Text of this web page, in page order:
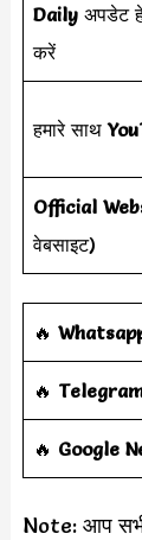
Daily अपडेट
करें
हमारे साथ
Official
वेबसाइट)
‎️‍🔥
‎️‍🔥
️‍🔥 Google
Note: आप